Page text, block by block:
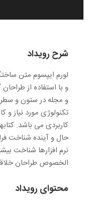
شرح رویداد
لورم ایپسوم متن
و با استفاده از
و مجله در ستون و
تکنولوژی مورد نیاز و
کاربردی می باشد.
حال و آینده شناخت
نرم افزارها شناخت
الخصوص طراحان
محتوای رویداد